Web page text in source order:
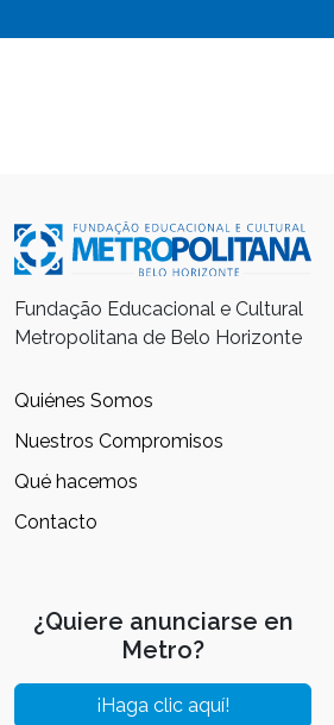
Fundação Educacional e Cultural
Metropolitana de Belo Horizonte
Quiénes Somos
Nuestros Compromisos
Qué hacemos
Contacto
¿Quiere anunciarse en
Metro?
¡Haga clic aquí!